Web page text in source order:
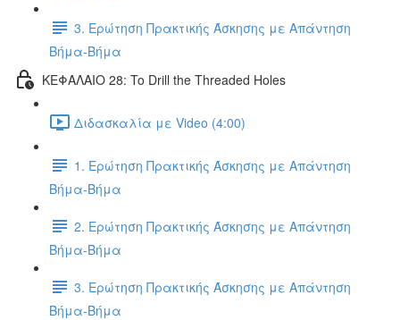
3. Ερώτηση Πρακτικής Άσκησης με Απάντηση
Βήμα-Βήμα
ΚΕΦΑΛΑΙΟ 28: To Drill the Threaded Holes
Διδασκαλία με Video (4:00)
1. Ερώτηση Πρακτικής Άσκησης με Απάντηση
Βήμα-Βήμα
2. Ερώτηση Πρακτικής Άσκησης με Απάντηση
Βήμα-Βήμα
3. Ερώτηση Πρακτικής Άσκησης με Απάντηση
Βήμα-Βήμα